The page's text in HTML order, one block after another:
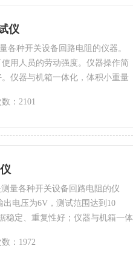
仪
各种开关设备回路电阻的仪器。
用人员的劳动强度。仪器操作简
仪器与机箱一体化，体积小重量
使用我公司的产品“TD-1168多功
：2101
量各种开关设备回路电阻的仪
电压为6V，测试范围达到10
稳定、重复性好；仪器与机箱一体
若配合使用我公司的产品“TD-
：1972